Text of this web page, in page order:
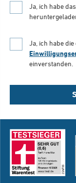
Ja, ich habe
Ja, ich habe
einverstanden.